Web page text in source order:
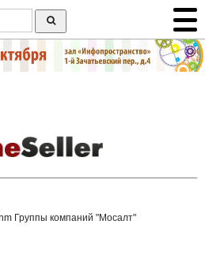
Группы компаний "Мосалт"